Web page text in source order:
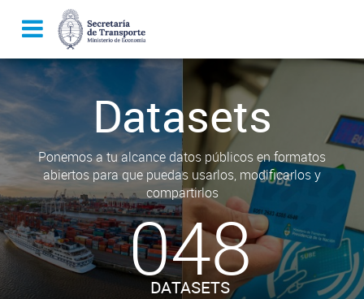
Datasets
Ponemos a tu alcance datos públicos en formatos
abiertos para que puedas usarlos, modificarlos y
compartirlos
048
DATASETS